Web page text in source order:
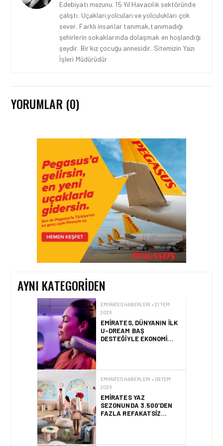
Edebiyatı mezunu. 15 Yıl Havacılık sektöründe
çalıştı. Uçakları,yolcuları ve yolculukları çok
sever. Farklı insanlar tanımak,tanımadığı
şehirlerin sokaklarında dolaşmak en hoşlandığı
şeydir. Bir kız çocuğu annesidir. Sitemizin Yazı
İşleri Müdürüdür
YORUMLAR (0)
AYNI KATEGORIDEN
EMIRATES HABERLERI • 31 TEM
2026
EMIRATES TÜRKIYE’DEKI
39. YILINI KUTLUYOR!
EMIRATES HABERLERI • 29 TEM
EMIRATES SKYWARDS
ÜYELERI ARTIK
AVRUPA’DA 12 BINDEN
FAZLA TREN
KULLANARAK SEYAHAT
EDEBILECEK
2026
EMIRATES, DÜNYANIN ILK
U-DREAM BAŞ
DESTEĞIYLE EKONOMI
SINIFI YOLCULUKLARINI
2026
EMIRATES YAZ
SEZONUNDA 3.500’DEN
FAZLA REFAKATSIZ
ÇOCUĞU GÜVENLE